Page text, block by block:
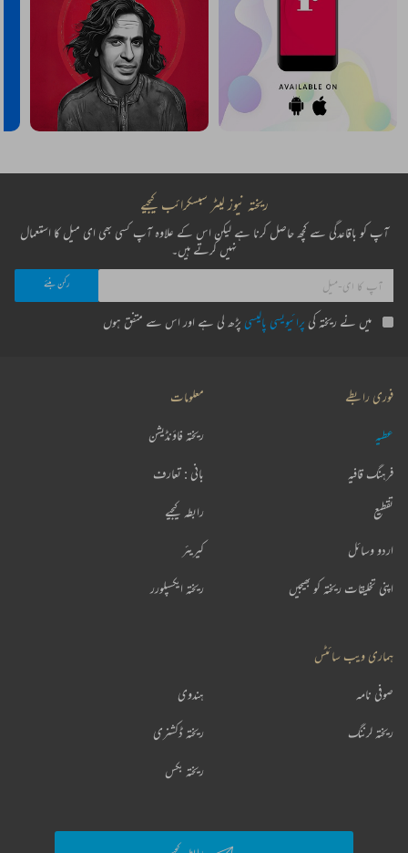
ریختہ نیوز لیٹر سبسکرائب کیجیے
آپ کو باقاعدگی سے کچھ حاصل کرنا ہے لیکن اس کے علاوہ آپ کسی بھی ای میل کا استعمال
نہیں کرتے ہیں۔
میں نے ریختہ کی پرائیویسی پالیسی پڑھ لی ہے اور اس سے متفق ہوں
فوری رابطے
عطیہ
فرہنگ قافیہ
تقطیع
اردو وسائل
اپنی تخلیقات ریختہ کو بھیجیں
معلومات
ریختہ فاؤنڈیشن
بانی : تعارف
رابطہ کیجیے
کیریئر
ریختہ ایکسپلورر
ہماری ویب سائٹس
ہندوی صوفی نامہ
ریختہ ڈکشنری ریختہ لرننگ
ریختہ بکس